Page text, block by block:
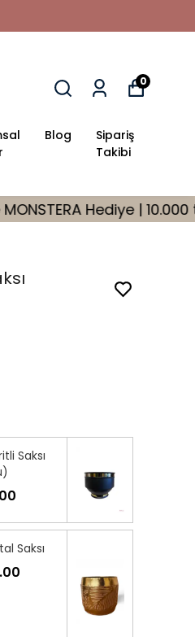
Blog
Sipariş
Takibi
0
10.000 tl Üzeri %10 İndirim
Saksı
Saksı